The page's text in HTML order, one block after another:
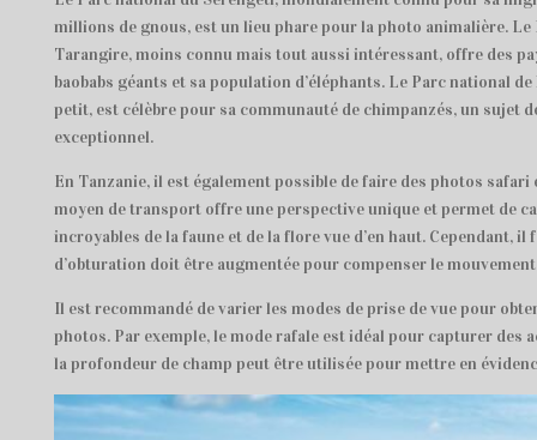
millions de gnous, est un lieu phare pour la photo animalière. Le
Tarangire, moins connu mais tout aussi intéressant, offre des
baobabs géants et sa population d’éléphants. Le Parc national
petit, est célèbre pour sa communauté de chimpanzés, un sujet
exceptionnel.
En Tanzanie, il est également possible de faire des photos safari
moyen de transport offre une perspective unique et permet de
incroyables de la faune et de la flore vue d’en haut. Cependant,
d’obturation doit être augmentée pour compenser le
Il est recommandé de varier les modes de prise de vue pour
photos. Par exemple, le mode rafale est idéal pour capturer des
la profondeur de champ peut être utilisée pour mettre en